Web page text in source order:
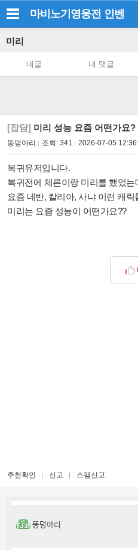
마비노기영웅전 인벤
미리
내글 내 댓글
[잡담] 미리 성능 요즘 어떤가요?
똥덩아리 조회: 341 2026-07-05
복귀유저입니다.
복귀전에 체른이랑 미리를 했었는
요즘 네반, 칼리아, 사냐 이런 캐
미리는 요즘 성능이 어떤가요??
추천확인 신고 스팸신고
똥덩아리